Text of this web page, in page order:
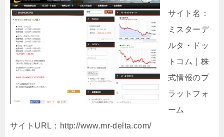
サイト名：
ミスターデ
ルタ・ドッ
トコム｜株
式情報のプ
ラットフォ
ーム
サイトURL：http://www.mr-delta.com/